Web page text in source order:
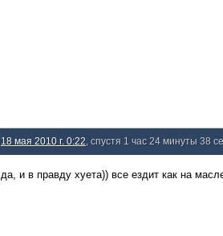
18 мая 2010 г. 0:22 , спустя 1 час 24 минуты 38
да, и в правду хуета)) все ездит как на